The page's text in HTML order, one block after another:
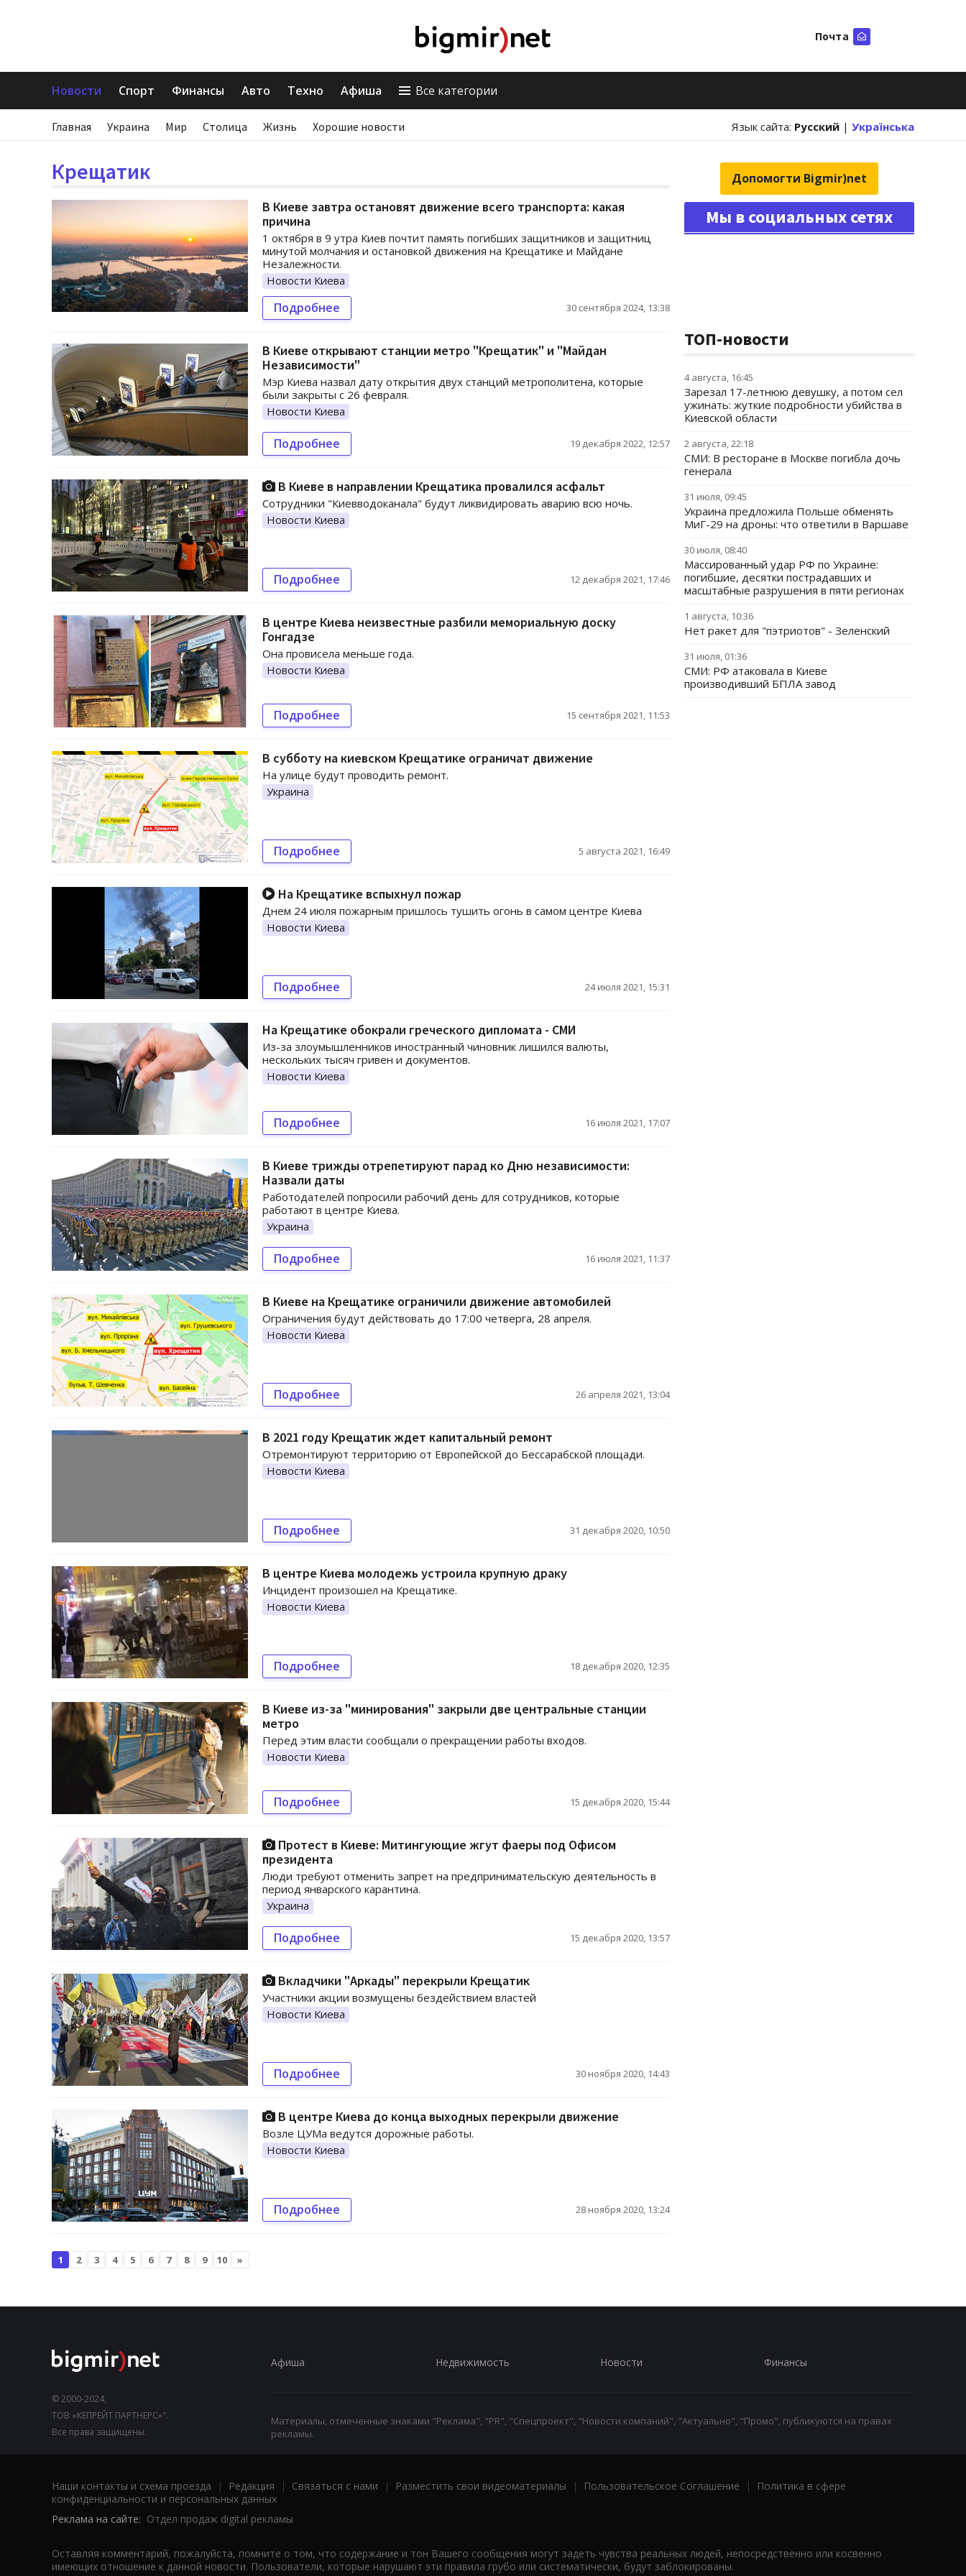
Почта
Новости Спорт Финансы Авто Техно Афиша Все категории
Главная Украина Мир Столица Жизнь Хорошие новости Язык сайта: Русский | Українська
Крещатик
В Киеве завтра остановят движение всего транспорта: какая
причина
1 октября в 9 утра Киев почтит память погибших защитников и защитниц
минутой молчания и остановкой движения на Крещатике и Майдане
Незалежности.
Новости Киева
Подробнее 30 сентября 2024, 13:38
В Киеве открывают станции метро "Крещатик" и "Майдан
Независимости"
Мэр Киева назвал дату открытия двух станций метрополитена, которые
были закрыты с 26 февраля.
Новости Киева
Подробнее 19 декабря 2022, 12:57
В Киеве в направлении Крещатика провалился асфальт
Сотрудники "Киевводоканала" будут ликвидировать аварию всю ночь.
Новости Киева
Подробнее 12 декабря 2021, 17:46
В центре Киева неизвестные разбили мемориальную доску
Гонгадзе
Она провисела меньше года.
Новости Киева
Подробнее 15 сентября 2021, 11:53
В субботу на киевском Крещатике ограничат движение
На улице будут проводить ремонт.
Украина
Подробнее 5 августа 2021, 16:49
На Крещатике вспыхнул пожар
Днем 24 июля пожарным пришлось тушить огонь в самом центре Киева
Новости Киева
Подробнее 24 июля 2021, 15:31
На Крещатике обокрали греческого дипломата - СМИ
Из-за злоумышленников иностранный чиновник лишился валюты,
нескольких тысяч гривен и документов.
Новости Киева
Подробнее 16 июля 2021, 17:07
В Киеве трижды отрепетируют парад ко Дню независимости:
Назвали даты
Работодателей попросили рабочий день для сотрудников, которые
работают в центре Киева.
Украина
Подробнее 16 июля 2021, 11:37
В Киеве на Крещатике ограничили движение автомобилей
Ограничения будут действовать до 17:00 четверга, 28 апреля.
Новости Киева
Подробнее 26 апреля 2021, 13:04
В 2021 году Крещатик ждет капитальный ремонт
Отремонтируют территорию от Европейской до Бессарабской площади.
Новости Киева
Подробнее 31 декабря 2020, 10:50
В центре Киева молодежь устроила крупную драку
Инцидент произошел на Крещатике.
Новости Киева
Подробнее 18 декабря 2020, 12:35
В Киеве из-за "минирования" закрыли две центральные станции
метро
Перед этим власти сообщали о прекращении работы входов.
Новости Киева
Подробнее 15 декабря 2020, 15:44
Протест в Киеве: Митингующие жгут фаеры под Офисом
президента
Люди требуют отменить запрет на предпринимательскую деятельность в
период январского карантина.
Украина
Подробнее 15 декабря 2020, 13:57
Вкладчики "Аркады" перекрыли Крещатик
Участники акции возмущены бездействием властей
Новости Киева
Подробнее 30 ноября 2020, 14:43
В центре Киева до конца выходных перекрыли движение
Возле ЦУМа ведутся дорожные работы.
Новости Киева
Подробнее 28 ноября 2020, 13:24
1 2 3 4 5 6 7 8 9 10 »
Допомогти Bigmir)net
Мы в социальных сетях
ТОП-новости
4 августа, 16:45
Зарезал 17-летнюю девушку, а потом сел
ужинать: жуткие подробности убийства в
Киевской области
2 августа, 22:18
СМИ: В ресторане в Москве погибла дочь
генерала
31 июля, 09:45
Украина предложила Польше обменять
МиГ-29 на дроны: что ответили в Варшаве
30 июля, 08:40
Массированный удар РФ по Украине:
погибшие, десятки пострадавших и
масштабные разрушения в пяти регионах
1 августа, 10:36
Нет ракет для "пэтриотов" - Зеленский
31 июля, 01:36
СМИ: РФ атаковала в Киеве
производивший БПЛА завод
© 2000-2024,
ТОВ «КЕПРЕЙТ ПАРТНЕРС»".
Все права защищены.
Афиша Недвижимость Новости Финансы
Материалы, отмеченные знаками "Реклама", "PR", "Спецпроект", "Новости компаний", "Актуально", "Промо", публикуются на правах
рекламы.
Наши контакты и схема проезда | Редакция | Связаться с нами | Разместить свои видеоматериалы | Пользовательское Соглашение |
Политика в сфере
конфиденциальности и персональных данных
Реклама на сайте: Отдел продаж digital рекламы
Оставляя комментарий, пожалуйста, помните о том, что содержание и тон Вашего сообщения могут задеть чувства реальных людей, непосредственно или косвенно
имеющих отношение к данной новости. Пользователи, которые нарушают эти правила грубо или систематически, будут заблокированы.